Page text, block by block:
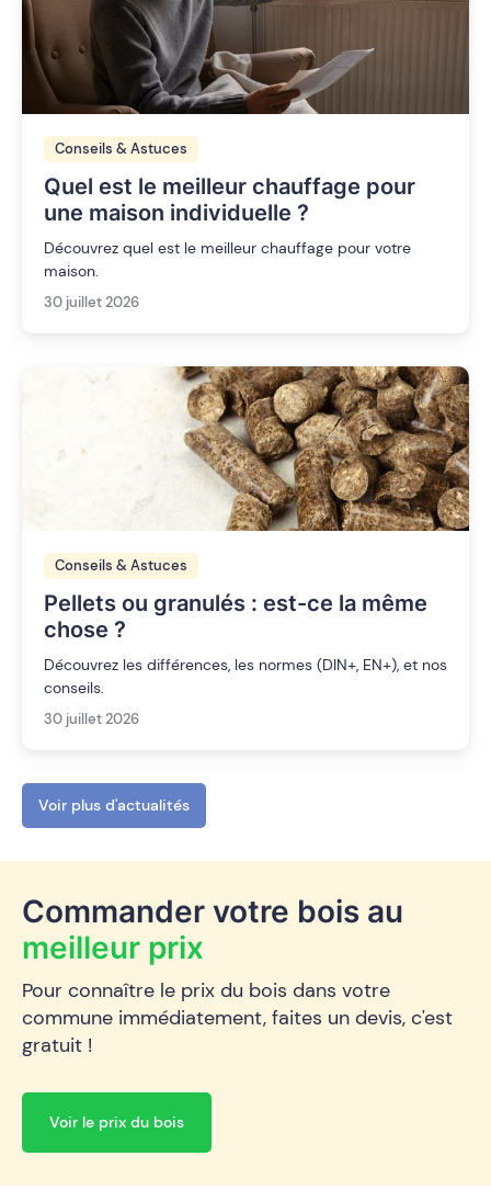
Conseils & Astuces
Quel est le meilleur chauffage pour
une maison individuelle ?
Découvrez quel est le meilleur chauffage pour votre
maison.
30 juillet 2026
Conseils & Astuces
Pellets ou granulés : est-ce la même
chose ?
Découvrez les différences, les normes (DIN+, EN+), et nos
conseils.
30 juillet 2026
Voir plus d'actualités
Commander votre bois au
meilleur prix
Pour connaître le prix du bois dans votre
commune immédiatement, faites un devis, c'est
gratuit !
Voir le prix du bois